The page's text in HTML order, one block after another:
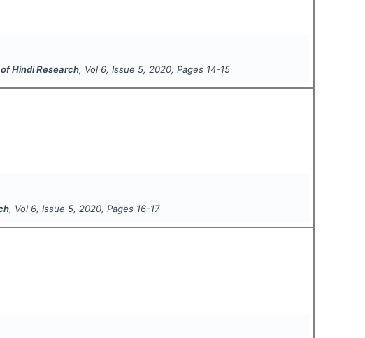
Hindi Research, Vol 6, Issue 5,2020, Pages 14-15
, Vol 6, Issue 5,2020, Pages 16-17